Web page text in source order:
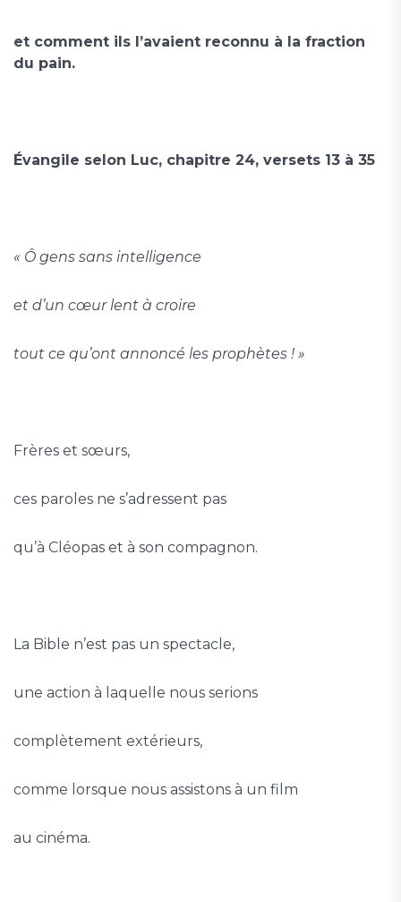
et comment ils l’avaient reconnu à la fraction
du pain.
Évangile selon Luc, chapitre 24, versets 13 à 35
« Ô gens sans intelligence
et d’un cœur lent à croire
tout ce qu’ont annoncé les prophètes ! »
Frères et sœurs,
ces paroles ne s’adressent pas
qu’à Cléopas et à son compagnon.
La Bible n’est pas un spectacle,
une action à laquelle nous serions
complètement extérieurs,
comme lorsque nous assistons à un film
au cinéma.